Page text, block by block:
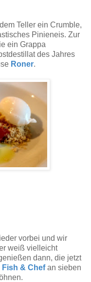
Teller ein Crumble,
Pinieneis. Zur
ein Grappa
des Jahres
Roner.
vorbei und wir
weiß vielleicht
dann, die jetzt
Fish & Chef an sieben